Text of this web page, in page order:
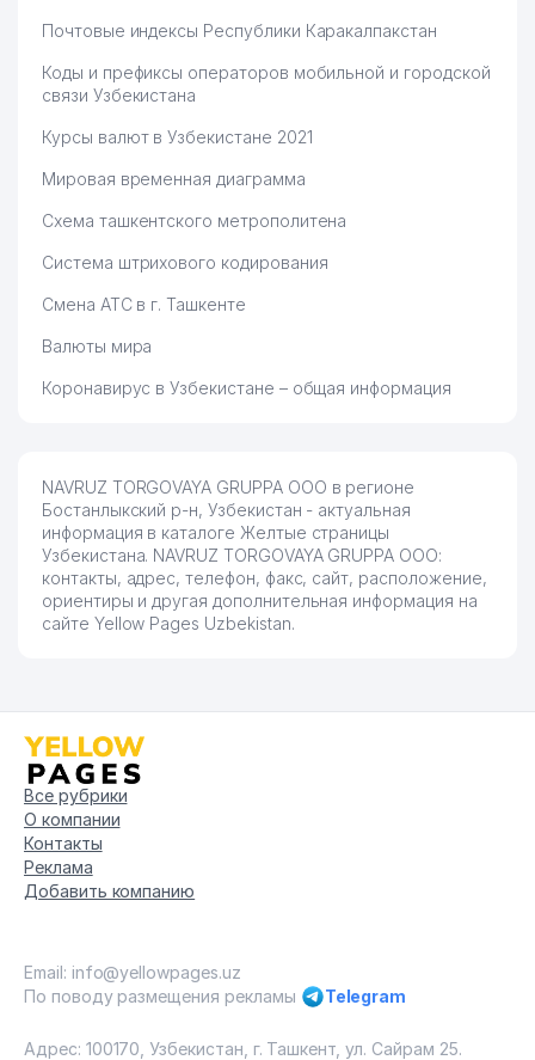
Почтовые индексы Республики Каракалпакстан
Коды и префиксы операторов мобильной и городской
связи Узбекистана
Курсы валют в Узбекистане 2021
Мировая временная диаграмма
Схема ташкентского метрополитена
Система штрихового кодирования
Смена АТС в г. Ташкенте
Валюты мира
Коронавирус в Узбекистане – общая информация
NAVRUZ TORGOVAYA GRUPPA ООО в регионе
Бостанлыкский р-н, Узбекистан - актуальная
информация в каталоге Желтые страницы
Узбекистана. NAVRUZ TORGOVAYA GRUPPA ООО:
контакты, адрес, телефон, факс, сайт, расположение,
ориентиры и другая дополнительная информация на
сайте Yellow Pages Uzbekistan.
Все рубрики
О компании
Контакты
Реклама
Добавить компанию
Email: info@yellowpages.uz
По поводу размещения рекламы
Telegram
Адрес: 100170, Узбекистан, г. Ташкент, ул. Сайрам 25.